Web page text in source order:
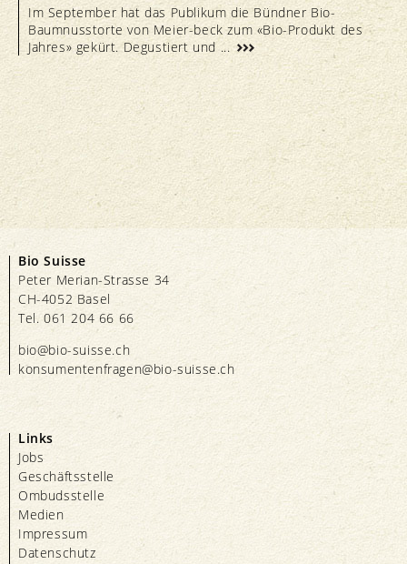
Im September hat das Publikum die Bündner Bio-
Baumnusstorte von Meier-beck zum «Bio-Produkt des
Jahres» gekürt. Degustiert und ...
Bio Suisse
Peter Merian-Strasse 34
CH-4052 Basel
Tel. 061 204 66 66
bio@bio-suisse.ch
konsumentenfragen@bio-suisse.ch
Links
Jobs
Geschäftsstelle
Ombudsstelle
Medien
Impressum
Datenschutz